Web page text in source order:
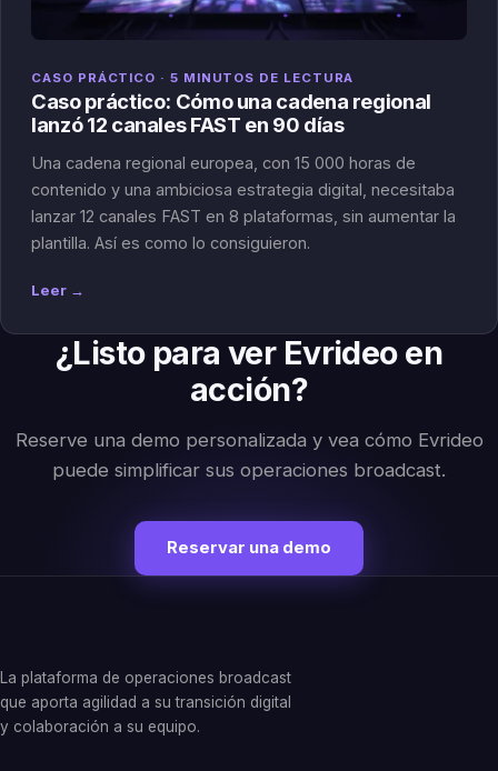
CASO PRÁCTICO · 5 MINUTOS DE LECTURA
Caso práctico: Cómo una cadena regional
lanzó 12 canales FAST en 90 días
Una cadena regional europea, con 15 000 horas de
contenido y una ambiciosa estrategia digital, necesitaba
lanzar 12 canales FAST en 8 plataformas, sin aumentar la
plantilla. Así es como lo consiguieron.
Leer →
¿Listo para ver Evrideo en
acción?
Reserve una demo personalizada y vea cómo Evrideo
puede simplificar sus operaciones broadcast.
Reservar una demo
La plataforma de operaciones broadcast
que aporta agilidad a su transición digital
y colaboración a su equipo.